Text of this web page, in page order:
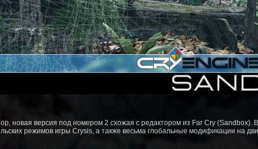
новая версия под номером 2 схожая с редактором из Far Cry (Sandbox).
режимов игры Crysis, а также весьма глобальные модификации на